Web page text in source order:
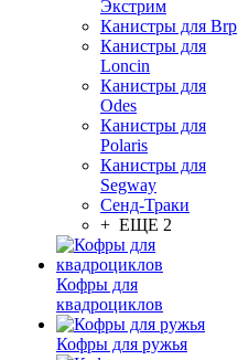
Экстрим
Канистры для Brp
Канистры для
Loncin
Канистры для
Odes
Канистры для
Polaris
Канистры для
Segway
Сенд-Траки
+ ЕЩЕ 2
Кофры для
квадроциклов
Кофры для ружья